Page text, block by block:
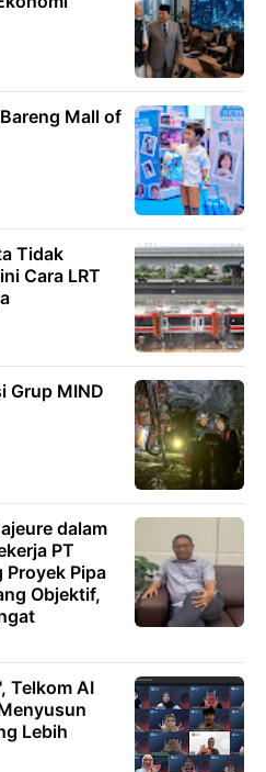
Mall of
Tidak
Cara LRT
Grup MIND
dalam
PT
Pipa
Objektif,
Telkom AI
Lebih